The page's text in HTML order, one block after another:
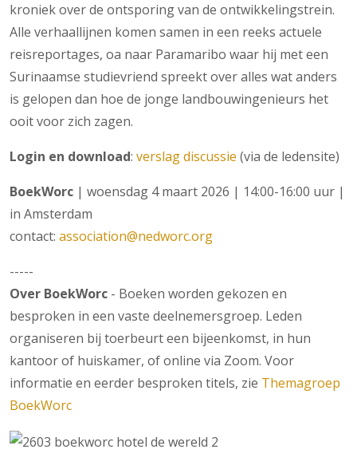
kroniek over de ontsporing van de ontwikkelingstrein.
Alle verhaallijnen komen samen in een reeks actuele
reisreportages, oa naar Paramaribo waar hij met een
Surinaamse studievriend spreekt over alles wat anders
is gelopen dan hoe de jonge landbouwingenieurs het
ooit voor zich zagen.
Login en download: verslag discussie (via de ledensite)
BoekWorc | woensdag 4 maart 2026 | 14:00-16:00 uur |
in Amsterdam
contact: association@nedworc.org
-----
Over BoekWorc - Boeken worden gekozen en
besproken in een vaste deelnemersgroep. Leden
organiseren bij toerbeurt een bijeenkomst, in hun
kantoor of huiskamer, of online via Zoom. Voor
informatie en eerder besproken titels, zie Themagroep
BoekWorc